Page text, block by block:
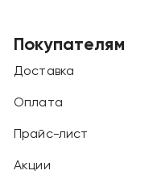
Покупателям
Доставка
Оплата
Прайс-лист
Акции